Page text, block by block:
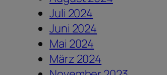
Juli 2024
Juni 2024
Mai 2024
März 2024